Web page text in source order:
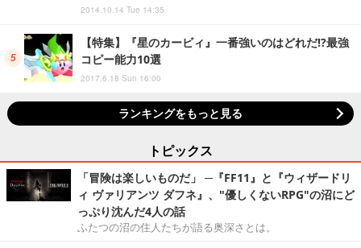
2014.10.14 Tue 14:35
【特集】『星のカービィ』一番強いのはどれだ!?最強
コピー能力10選
2017.6.18 Sun 16:00
ランキングをもっと見る
トピックス
「冒険は楽しいものだ」 ─『FF11』と『ウィザードリ
ィ ヴァリアンツ ダフネ』、"優しくないRPG"の沼にど
っぷり沈んだ4人の話
ふたつの沼の住人たちが語る奥深さとは。